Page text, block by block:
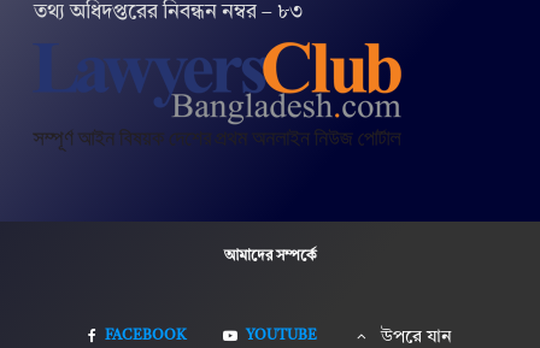
তথ‌্য অ‌ধিদপ্ত‌রের নিবন্ধন নম্বর – ৮৩
আমাদের সম্পর্কে
FACEBOOK YOUTUBE উপরে যান